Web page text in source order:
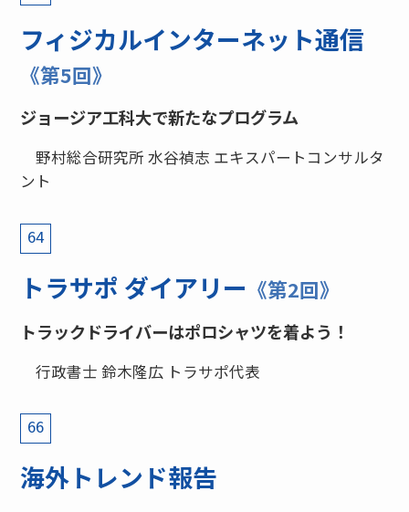
フィジカルインターネット通信
《第5回》
ジョージア工科大で新たなプログラム
野村総合研究所 水谷禎志 エキスパートコンサルタ
ント
64
トラサポ ダイアリー 《第2回》
トラックドライバーはポロシャツを着よう！
行政書士 鈴木隆広 トラサポ代表
66
海外トレンド報告